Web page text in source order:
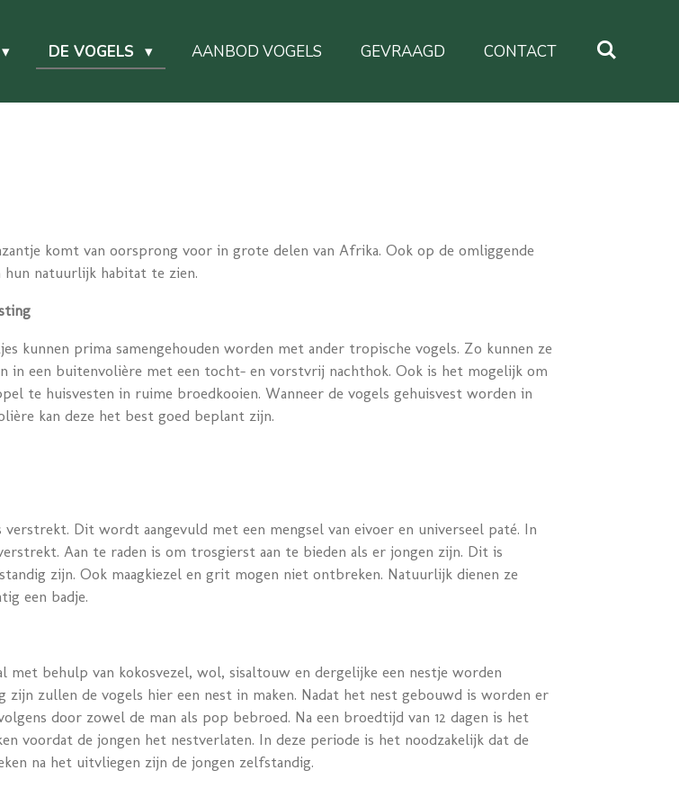
DE VOGELS AANBOD VOGELS GEVRAAGD CONTACT
komt van oorsprong voor in grote delen van Afrika. Ook op de omliggende
hun natuurlijk habitat te zien.
kunnen prima samengehouden worden met ander tropische vogels. Zo kunnen ze
in een buitenvolière met een tocht- en vorstvrij nachthok. Ook is het mogelijk om
te huisvesten in ruime broedkooien. Wanneer de vogels gehuisvest worden in
kan deze het best goed beplant zijn.
Dit wordt aangevuld met een mengsel van eivoer en universeel paté. In
Aan te raden is om trosgierst aan te bieden als er jongen zijn. Dit is
zijn. Ook maagkiezel en grit mogen niet ontbreken. Natuurlijk dienen ze
een badje.
behulp van kokosvezel, wol, sisaltouw en dergelijke een nestje worden
zullen de vogels hier een nest in maken. Nadat het nest gebouwd is worden er
door zowel de man als pop bebroed. Na een broedtijd van 12 dagen is het
voordat de jongen het nestverlaten. In deze periode is het noodzakelijk dat de
na het uitvliegen zijn de jongen zelfstandig.